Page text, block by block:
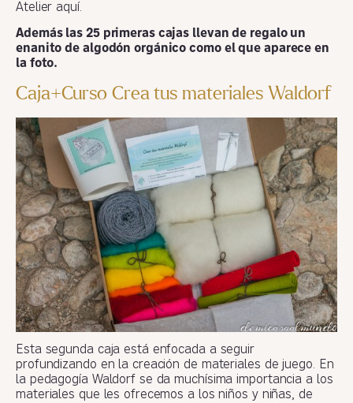
Atelier aquí.
Además las 25 primeras cajas llevan de regalo un
enanito de algodón orgánico como el que aparece en
la foto.
Caja+Curso Crea tus materiales Waldorf
Esta segunda caja está enfocada a seguir
profundizando en la creación de materiales de juego. En
la pedagogía Waldorf se da muchísima importancia a los
materiales que les ofrecemos a los niños y niñas, de